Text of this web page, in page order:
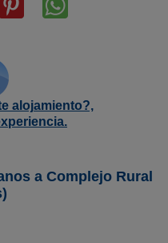
alojamiento?,
a Complejo Rural